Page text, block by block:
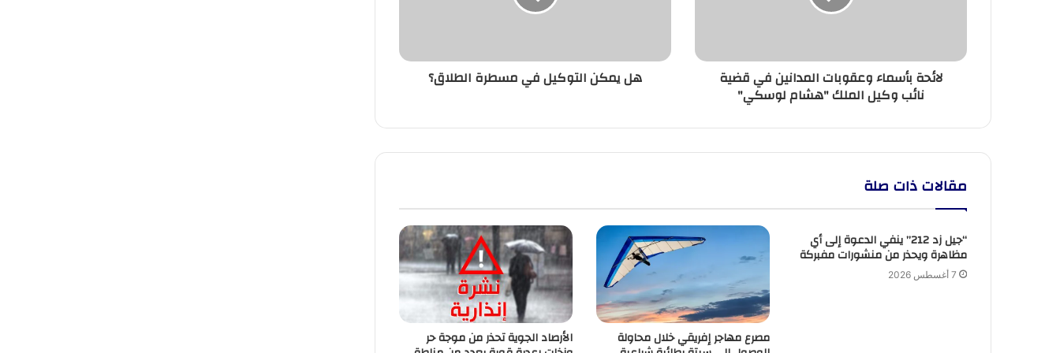
الملك
"هشاملائحة بأسماء وعقوبات المدانين في قضية
نائب وكيل الملك "هشام لوسكي"
هل يمكن التوكيل في مسطرة الطلاق؟
مقالات ذات صلة
“جيل زد 212” ينفي الدعوة إلى أي
مظاهرة ويحذر من منشورات مفبركة
7 أغسطس 2026
مصرع مهاجر إفريقي خلال محاولة الأرصاد الجوية تحذر من موجة حر